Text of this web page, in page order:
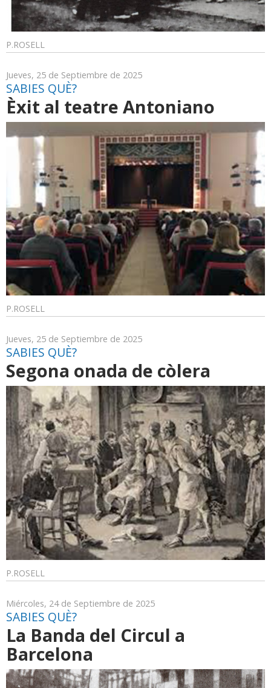
P.ROSELL
Jueves, 25 de Septiembre de 2025
SABIES QUÈ?
Èxit al teatre Antoniano
P.ROSELL
Jueves, 25 de Septiembre de 2025
SABIES QUÈ?
Segona onada de còlera
P.ROSELL
Miércoles, 24 de Septiembre de 2025
SABIES QUÈ?
La Banda del Circul a
Barcelona